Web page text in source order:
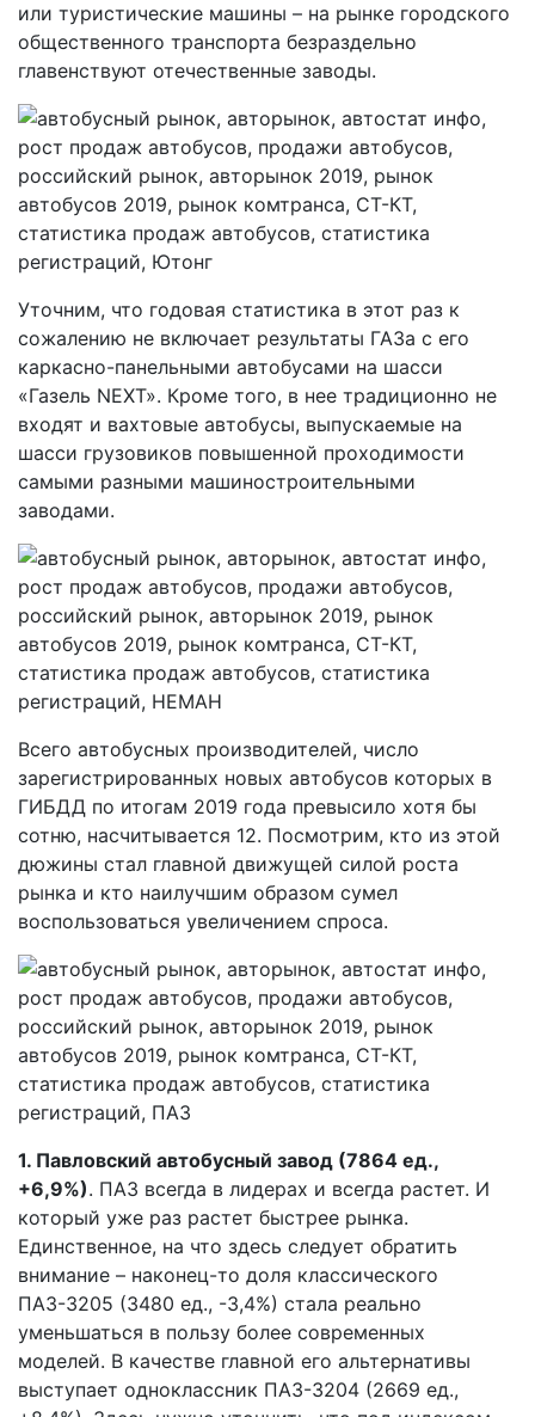
или туристические машины – на рынке городского
общественного транспорта безраздельно
главенствуют отечественные заводы.
Уточним, что годовая статистика в этот раз к
сожалению не включает результаты ГАЗа с его
каркасно-панельными автобусами на шасси
«Газель NEXT». Кроме того, в нее традиционно не
входят и вахтовые автобусы, выпускаемые на
шасси грузовиков повышенной проходимости
самыми разными машиностроительными
заводами.
Всего автобусных производителей, число
зарегистрированных новых автобусов которых в
ГИБДД по итогам 2019 года превысило хотя бы
сотню, насчитывается 12. Посмотрим, кто из этой
дюжины стал главной движущей силой роста
рынка и кто наилучшим образом сумел
воспользоваться увеличением спроса.
1. Павловский автобусный завод (7864 ед.,
+6,9%). ПАЗ всегда в лидерах и всегда растет. И
который уже раз растет быстрее рынка.
Единственное, на что здесь следует обратить
внимание – наконец-то доля классического
ПАЗ-3205 (3480 ед., -3,4%) стала реально
уменьшаться в пользу более современных
моделей. В качестве главной его альтернативы
выступает одноклассник ПАЗ-3204 (2669 ед.,